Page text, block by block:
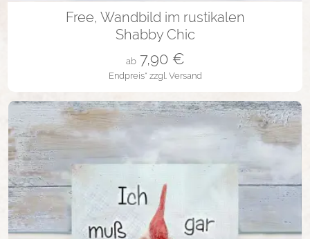
in vielen Varianten
Free, Wandbild im rustikalen
Shabby Chic
Endpreis* zzgl. Versand
ab 7,90€